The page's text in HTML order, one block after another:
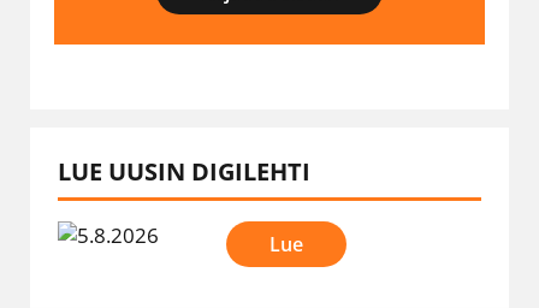
LUE UUSIN DIGILEHTI
Lue